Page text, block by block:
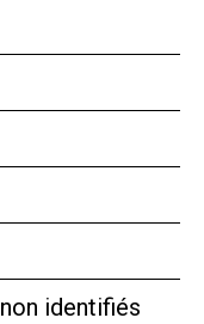
identifiés